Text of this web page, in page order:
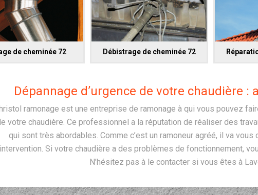
de cheminée 72 Débistrage de cheminée 72
Dépannage d’urgence de votre chaudière :
ramonage est une entreprise de ramonage à qui vous pouvez
votre chaudière. Ce professionnel a la réputation de réaliser des
qui sont très abordables. Comme c’est un ramoneur agréé, il va
intervention. Si votre chaudière a des problèmes de fonctionnement,
N’hésitez pas à le contacter si vous êtes à